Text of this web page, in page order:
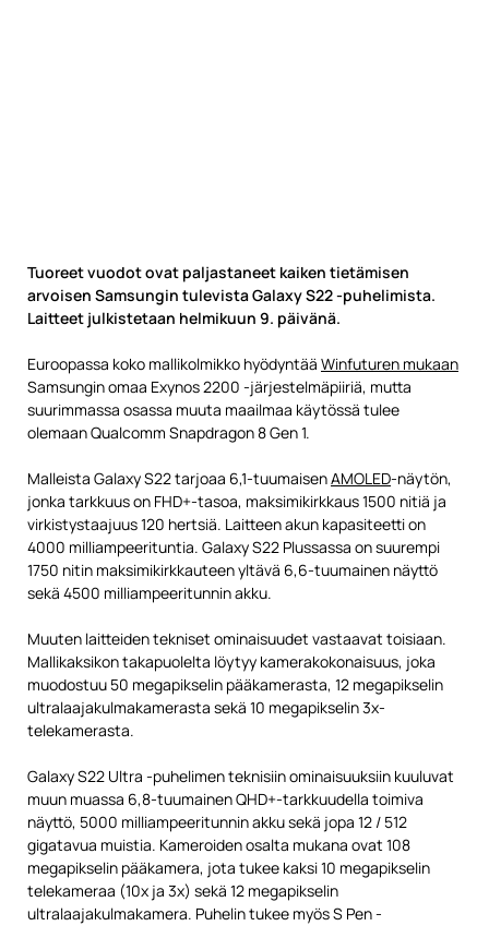
Tuoreet vuodot ovat paljastaneet kaiken tietämisen
arvoisen Samsungin tulevista Galaxy S22 -puhelimista.
Laitteet julkistetaan helmikuun 9. päivänä.
Euroopassa koko mallikolmikko hyödyntää Winfuturen mukaan
Samsungin omaa Exynos 2200 -järjestelmäpiiriä, mutta
suurimmassa osassa muuta maailmaa käytössä tulee
olemaan Qualcomm Snapdragon 8 Gen 1.
Malleista Galaxy S22 tarjoaa 6,1-tuumaisenAMOLED-näytön,
jonka tarkkuus on FHD+-tasoa, maksimikirkkaus 1500 nitiä ja
virkistystaajuus 120 hertsiä. Laitteen akun kapasiteetti on
4000 milliampeerituntia. Galaxy S22 Plussassa on suurempi
1750 nitin maksimikirkkauteen yltävä 6,6-tuumainen näyttö
sekä 4500 milliampeeritunnin akku.
Muuten laitteiden tekniset ominaisuudet vastaavat toisiaan.
Mallikaksikon takapuolelta löytyy kamerakokonaisuus, joka
muodostuu 50 megapikselin pääkamerasta, 12 megapikselin
ultralaajakulmakamerasta sekä 10 megapikselin 3x-
telekamerasta.
Galaxy S22 Ultra -puhelimen teknisiin ominaisuuksiin kuuluvat
muun muassa 6,8-tuumainen QHD+-tarkkuudella toimiva
näyttö, 5000 milliampeeritunnin akku sekä jopa 12 / 512
gigatavua muistia. Kameroiden osalta mukana ovat 108
megapikselin pääkamera, jota tukee kaksi 10 megapikselin
telekameraa (10x ja 3x) sekä 12 megapikselin
ultralaajakulmakamera. Puhelin tukee myös S Pen -